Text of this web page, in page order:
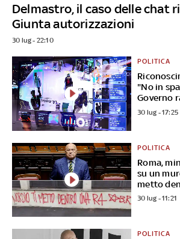
Delmastro, il caso delle chat
Giunta autorizzazioni
30 lug - 22:10
"No in
Governo
POLITICA
30 lug - 17:25
Roma,
su un
metto
POLITICA
30 lug - 11:21
POLITICA